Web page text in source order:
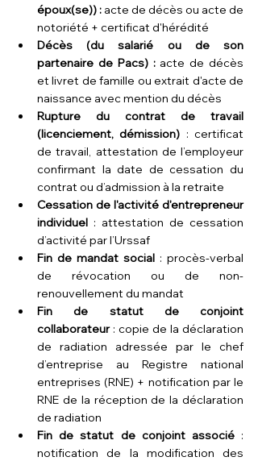
époux(se)) : acte de décès ou acte de
notoriété + certificat d'hérédité
Décès (du salarié ou de son
partenaire de Pacs) : acte de décès
et livret de famille ou extrait d'acte de
naissance avec mention du décès
Rupture du contrat de travail
(licenciement, démission) : certificat
de travail, attestation de l’employeur
confirmant la date de cessation du
contrat ou d’admission à la retraite
Cessation de l'activité d'entrepreneur
individuel : attestation de cessation
d’activité par l’Urssaf
Fin de mandat social : procès-verbal
de révocation ou de non-
renouvellement du mandat
Fin de statut de conjoint
collaborateur : copie de la déclaration
de radiation adressée par le chef
d’entreprise au Registre national
entreprises (RNE) + notification par le
RNE de la réception de la déclaration
de radiation
Fin de statut de conjoint associé :
notification de la modification des